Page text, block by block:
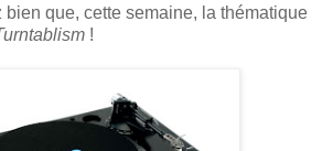
bien que, cette semaine, la thématique
!